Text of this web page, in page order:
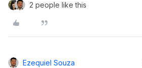
2 people like this
Ezequiel Souza